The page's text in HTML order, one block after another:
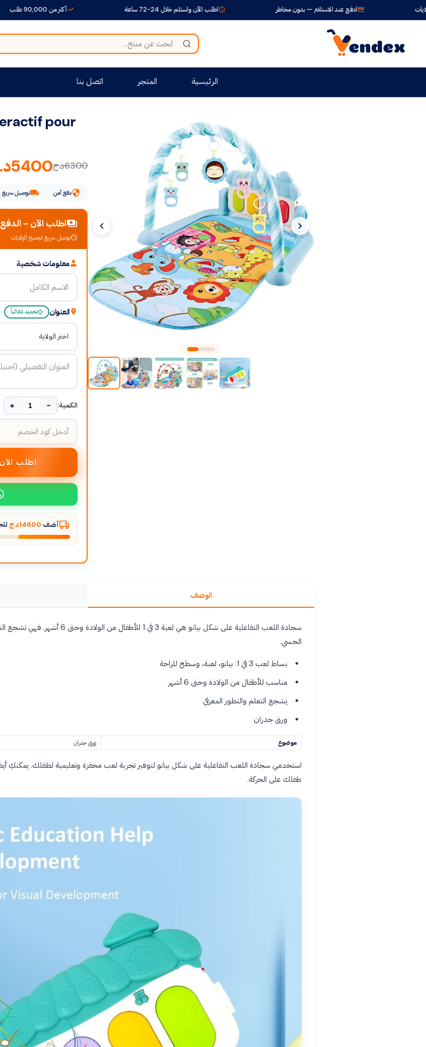
اطلب الآن واستلم خلال 24-72 ساعة ادفع عند الاستلام — بدون مخاطر
الرئيسية المتجر اتصل بنا
pour
6300د.ج5400
دفع آمن توصيل سريع
اطلب الآن - الدفع
توصيل سريع لجميع الولايات
معلومات شخصية
العنوان تحديد تلقائياً
الكمية: −
+
اطلب الآن
أضف 14600د.ج
الوصف
سجادة اللعب التفاعلية على شكل بيانو هي لعبة
الحسي.
بساط لعب 3 في 1: بيانو، لعبة، وسطح للراحة
مناسب للأطفال من الولادة وحتى 6 أشهر
يشجع التعلم والتطور المعرفي
ورق جدران
موضوع ورق جدران
استخدمي سجادة اللعب التفاعلية على شكل بيانو لتوفير تجربة لعب محفزة وتعليمية لطفلك. يمكنكِ
طفلك على الحركة.